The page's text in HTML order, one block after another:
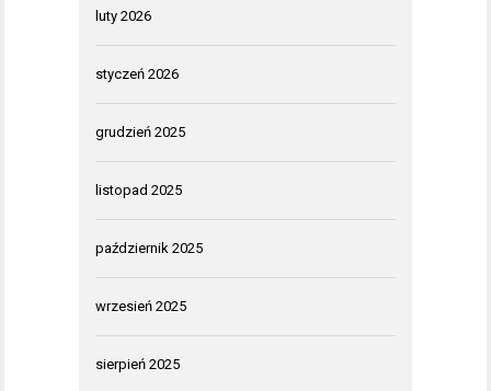
luty 2026
styczeń 2026
grudzień 2025
listopad 2025
październik 2025
wrzesień 2025
sierpień 2025